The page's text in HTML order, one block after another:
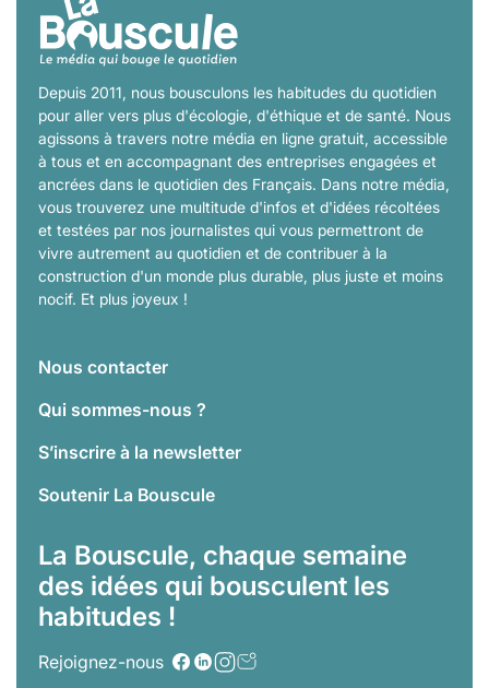
Depuis 2011, nous bousculons les habitudes du quotidien
pour aller vers plus d'écologie, d'éthique et de santé. Nous
agissons à travers notre média en ligne gratuit, accessible
à tous et en accompagnant des entreprises engagées et
ancrées dans le quotidien des Français. Dans notre média,
vous trouverez une multitude d'infos et d'idées récoltées
et testées par nos journalistes qui vous permettront de
vivre autrement au quotidien et de contribuer à la
construction d'un monde plus durable, plus juste et moins
nocif. Et plus joyeux !
Nous contacter
Qui sommes-nous ?
S’inscrire à la newsletter
Soutenir La Bouscule
La Bouscule, chaque semaine
des idées qui bousculent les
habitudes !
Rejoignez-nous